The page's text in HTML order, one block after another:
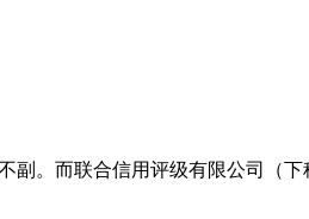
副。而联合信用评级有限公司（